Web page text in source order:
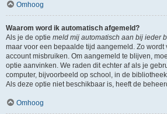
Omhoog
Waarom word ik automatisch afgemeld?
Als je de optie meld mij automatisch aan bij ieder
maar voor een bepaalde tijd aangemeld. Zo wordt
account misbruiken. Om aangemeld te blijven,
optie aanvinken. We raden dit echter af als je
computer, bijvoorbeeld op school, in de
Als deze optie niet beschikbaar is, heeft de
Omhoog